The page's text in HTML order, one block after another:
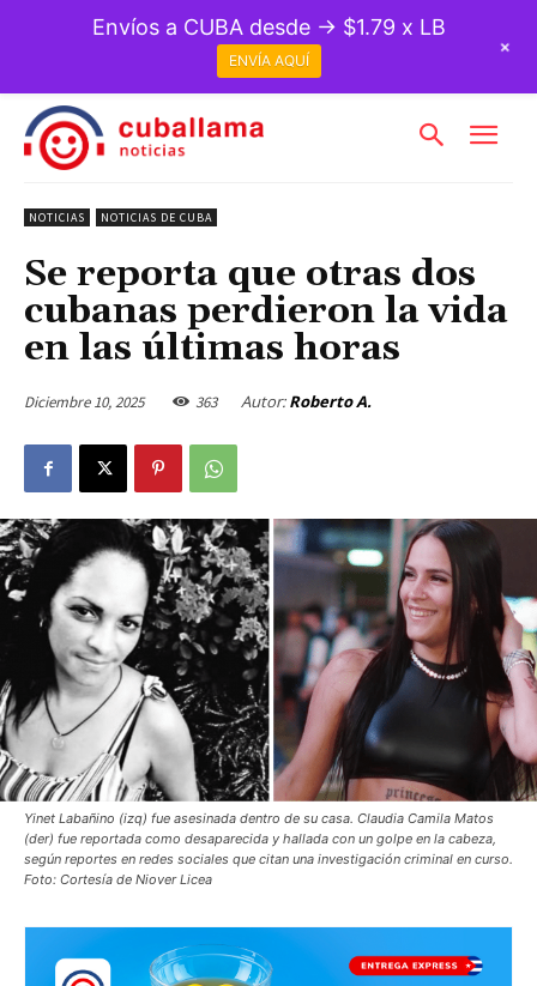
NOTICIAS NOTICIAS DE CUBA
Se reporta que otras dos
cubanas perdieron la vida
en las últimas horas
Diciembre 10, 2025 363 Autor: Roberto A.
Yinet Labañino (izq) fue asesinada dentro de su casa. Claudia Camila Matos
(der) fue reportada como desaparecida y hallada con un golpe en la cabeza,
según reportes en redes sociales que citan una investigación criminal en curso.
Foto: Cortesía de Niover Licea
Envíos a CUBA desde → $1.79 x LB
ENVÍA AQUÍ
+